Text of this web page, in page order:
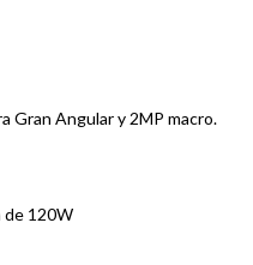
Gran Angular y 2MP macro.
de 120W